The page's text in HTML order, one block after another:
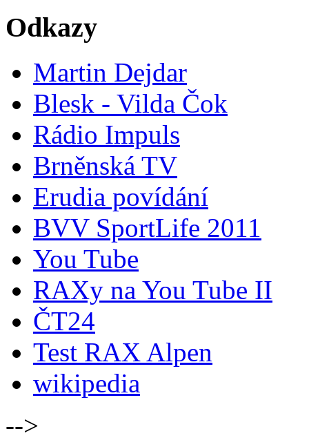
Odkazy
Martin Dejdar
Blesk - Vilda Čok
Rádio Impuls
Brněnská TV
Erudia povídání
BVV SportLife 2011
You Tube
RAXy na You Tube II
ČT24
Test RAX Alpen
wikipedia
-->